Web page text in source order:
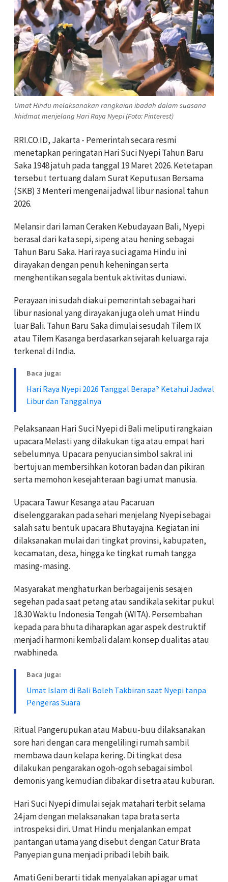
Umat Hindu melaksanakan rangkaian ibadah dalam suasana
khidmat menjelang Hari Raya Nyepi (Foto: Pinterest)
RRI.CO.ID, Jakarta - Pemerintah secara resmi
menetapkan peringatan Hari Suci Nyepi Tahun Baru
Saka 1948 jatuh pada tanggal 19 Maret 2026. Ketetapan
tersebut tertuang dalam Surat Keputusan Bersama
(SKB) 3 Menteri mengenai jadwal libur nasional tahun
2026.
Melansir dari laman Ceraken Kebudayaan Bali, Nyepi
berasal dari kata sepi, sipeng atau hening sebagai
Tahun Baru Saka. Hari raya suci agama Hindu ini
dirayakan dengan penuh keheningan serta
menghentikan segala bentuk aktivitas duniawi.
Perayaan ini sudah diakui pemerintah sebagai hari
libur nasional yang dirayakan juga oleh umat Hindu
luar Bali. Tahun Baru Saka dimulai sesudah Tilem IX
atau Tilem Kasanga berdasarkan sejarah keluarga raja
terkenal di India.
Baca juga:
Hari Raya Nyepi 2026 Tanggal Berapa? Ketahui Jadwal
Libur dan Tanggalnya
Pelaksanaan Hari Suci Nyepi di Bali meliputi rangkaian
upacara Melasti yang dilakukan tiga atau empat hari
sebelumnya. Upacara penyucian simbol sakral ini
bertujuan membersihkan kotoran badan dan pikiran
serta memohon kesejahteraan bagi umat manusia.
Upacara Tawur Kesanga atau Pacaruan
diselenggarakan pada sehari menjelang Nyepi sebagai
salah satu bentuk upacara Bhutayajna. Kegiatan ini
dilaksanakan mulai dari tingkat provinsi, kabupaten,
kecamatan, desa, hingga ke tingkat rumah tangga
masing-masing.
Masyarakat menghaturkan berbagai jenis sesajen
segehan pada saat petang atau sandikala sekitar pukul
18.30 Waktu Indonesia Tengah (WITA). Persembahan
kepada para bhuta diharapkan agar aspek destruktif
menjadi harmoni kembali dalam konsep dualitas atau
rwabhineda.
Baca juga:
Umat Islam di Bali Boleh Takbiran saat Nyepi tanpa
Pengeras Suara
Ritual Pangerupukan atau Mabuu-buu dilaksanakan
sore hari dengan cara mengelilingi rumah sambil
membawa daun kelapa kering. Di tingkat desa
dilakukan pengarakan ogoh-ogoh sebagai simbol
demonis yang kemudian dibakar di setra atau kuburan.
Hari Suci Nyepi dimulai sejak matahari terbit selama
24 jam dengan melaksanakan tapa brata serta
introspeksi diri. Umat Hindu menjalankan empat
pantangan utama yang disebut dengan Catur Brata
Panyepian guna menjadi pribadi lebih baik.
Amati Geni berarti tidak menyalakan api agar umat